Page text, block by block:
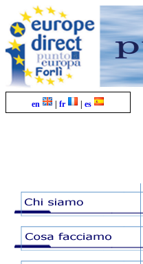
en | fr | es